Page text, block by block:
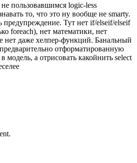
пользовавшимся logic-less
то, что это ну вообще не smarty.
Тут нет if/elseif/elseif
foreach), нет математики, нет
нет даже хелпер-функций. Банальный
отформатированную
модель, а отрисовать какойнить select